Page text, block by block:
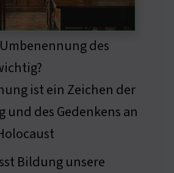
des
ist ein Zeichen der
des Gedenkens an
Bildung unsere